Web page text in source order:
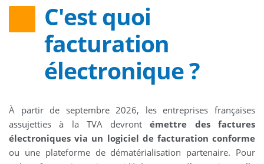
C'est quoi
facturation
électronique ?
À partir de septembre 2026, les entreprises françaises
assujetties à la TVA devrontémettre des factures
électroniques via un logiciel de facturation conforme
ou une plateforme de dématérialisation partenaire. Pour